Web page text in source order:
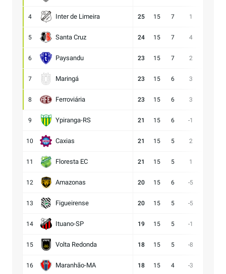
4 Inter de Limeira 25 15 7 1
5 Santa Cruz 24 15 7 4
6 Paysandu 23 15 7 2
7 Maringá 23 15 6 3
8 Ferroviária 23 15 6 3
9 Ypiranga-RS 21 15 6 -1
10 Caxias 21 15 5 2
11 Floresta EC 21 15 5 1
12 Amazonas 20 15 6 -5
13 Figueirense 20 15 5 -5
14 Ituano-SP 19 15 5 -1
15 Volta Redonda 18 15 5 -8
16 Maranhão-MA 18 15 4 -3